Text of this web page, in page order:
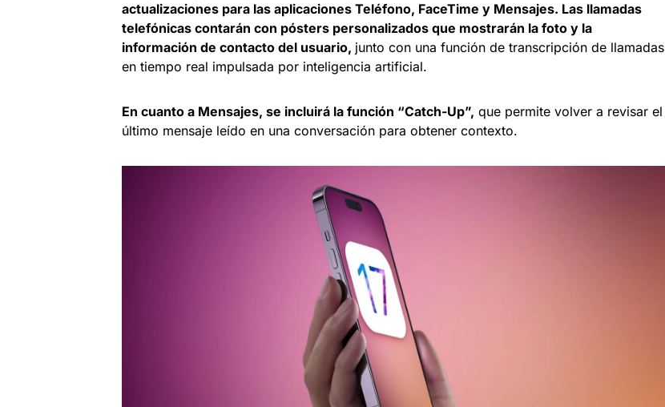
actualizaciones para las aplicaciones Teléfono, FaceTime y Mensajes. Las llamadas
telefónicas contarán con pósters personalizados que mostrarán la foto y la
información de contacto del usuario, junto con una función de transcripción de llamadas
en tiempo real impulsada por inteligencia artificial.
En cuanto a Mensajes, se incluirá la función “Catch-Up”, que permite volver a revisar el
último mensaje leído en una conversación para obtener contexto.